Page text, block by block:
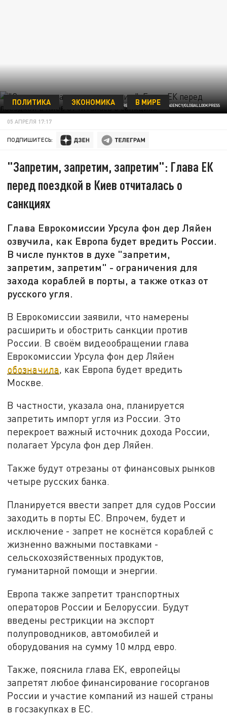
ФОТО: THE CANADIAN PRESS/KEYSTONE PRESS AGENCY/GLOBALLOOKPRESS
ПОЛИТИКА ЭКОНОМИКА В МИРЕ
05 АПРЕЛЯ 17:17
ПОДПИШИТЕСЬ:
"Запретим, запретим, запретим": Глава ЕК
перед поездкой в Киев отчиталась о
санкциях
Глава Еврокомиссии Урсула фон дер Ляйен
озвучила, как Европа будет вредить России.
В числе пунктов в духе "запретим,
запретим, запретим" - ограничения для
захода кораблей в порты, а также отказ от
русского угля.
В Еврокомиссии заявили, что намерены
расширить и обострить санкции против
России. В своём видеообращении глава
Еврокомиссии Урсула фон дер Ляйен
обозначила, как Европа будет вредить
Москве.
В частности, указала она, планируется
запретить импорт угля из России. Это
перекроет важный источник дохода России,
полагает Урсула фон дер Ляйен.
Также будут отрезаны от финансовых рынков
четыре русских банка.
Планируется ввести запрет для судов России
заходить в порты ЕС. Впрочем, будет и
исключение - запрет не коснётся кораблей с
жизненно важными поставками -
сельскохозяйственных продуктов,
гуманитарной помощи и энергии.
Европа также запретит транспортных
операторов России и Белоруссии. Будут
введены рестрикции на экспорт
полупроводников, автомобилей и
оборудования на сумму 10 млрд евро.
Также, пояснила глава ЕК, европейцы
запретят любое финансирование госорганов
России и участие компаний из нашей страны
в госзакупках в ЕС.